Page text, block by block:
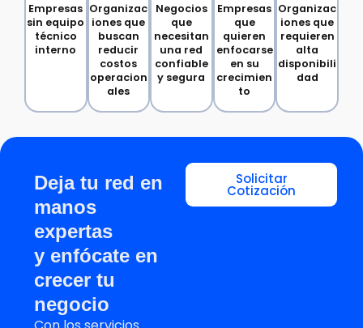
Empresas
sin equipo
técnico
interno
Organizac
iones que
buscan
reducir
costos
operacion
ales
Negocios
que
necesitan
una red
confiable
y segura
Empresas
que
quieren
enfocarse
en su
crecimien
to
Organizac
iones que
requieren
alta
disponibili
dad
Deja tu red en
manos
expertas
y enfócate en
crecer tu
negocio
Solicitar
Cotización